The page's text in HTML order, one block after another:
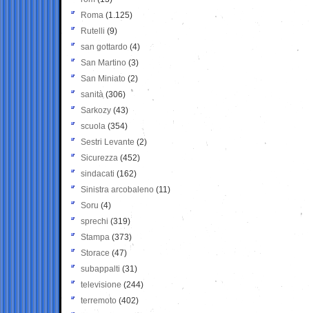
Roma (1.125)
Rutelli (9)
san gottardo (4)
San Martino (3)
San Miniato (2)
sanità (306)
Sarkozy (43)
scuola (354)
Sestri Levante (2)
Sicurezza (452)
sindacati (162)
Sinistra arcobaleno (11)
Soru (4)
sprechi (319)
Stampa (373)
Storace (47)
subappalti (31)
televisione(244)
terremoto (402)